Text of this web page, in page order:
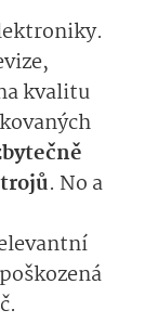
kvalitu
. No a